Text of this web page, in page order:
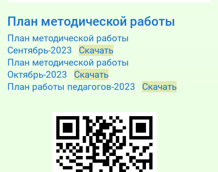
План методической работы
План методической работы
Сентябрь-2023
Скачать
План методической работы
Октябрь-2023
Скачать
План работы педагогов-2023
Скачать